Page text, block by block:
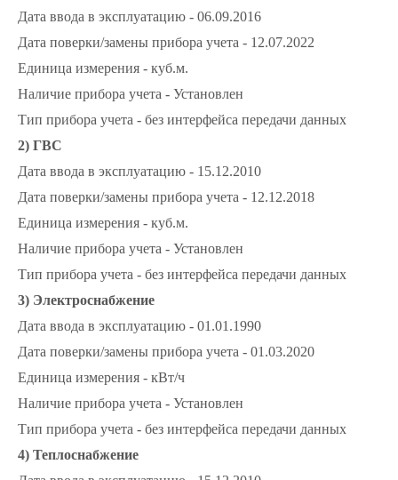
Дата ввода в эксплуатацию - 06.09.2016
Дата поверки/замены прибора учета - 12.07.2022
Единица измерения - куб.м.
Наличие прибора учета - Установлен
Тип прибора учета - без интерфейса передачи данных
2) ГВС
Дата ввода в эксплуатацию - 15.12.2010
Дата поверки/замены прибора учета - 12.12.2018
Единица измерения - куб.м.
Наличие прибора учета - Установлен
Тип прибора учета - без интерфейса передачи данных
3) Электроснабжение
Дата ввода в эксплуатацию - 01.01.1990
Дата поверки/замены прибора учета - 01.03.2020
Единица измерения - кВт/ч
Наличие прибора учета - Установлен
Тип прибора учета - без интерфейса передачи данных
4) Теплоснабжение